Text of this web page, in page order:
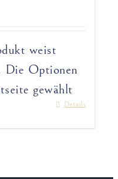
weist
Die Optionen
gewählt
Details